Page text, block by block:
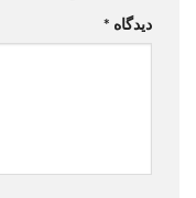
دیدگاه *